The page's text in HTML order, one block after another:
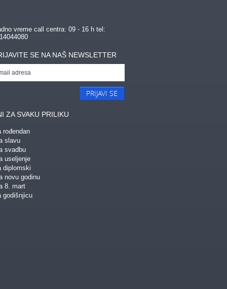
vreme call centra: 09 - 16 h tel:
SE NA NAŠ NEWSLETTER
PRIJAVI SE
ZA SVAKU PRILIKU
rođendan
slavu
svadbu
useljenje
diplomski
novu godinu
8. mart
godišnjicu